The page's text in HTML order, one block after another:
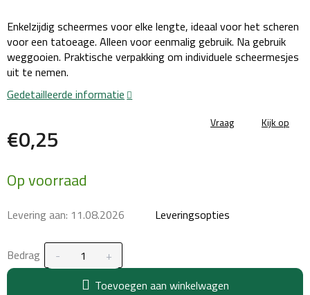
€0,25
prijs:
Op voorraad
Levering aan: 11.08.2026 Leveringsopties
Bedrag
Toevoegen aan winkelwagen
Enkelzijdig scheermes voor elke lengte, ideaal voor het scheren
voor een tatoeage. Alleen voor eenmalig gebruik. Na gebruik
weggooien. Praktische verpakking om individuele scheermesjes
uit te nemen.
Gedetailleerde informatie
Vraag Kijk op